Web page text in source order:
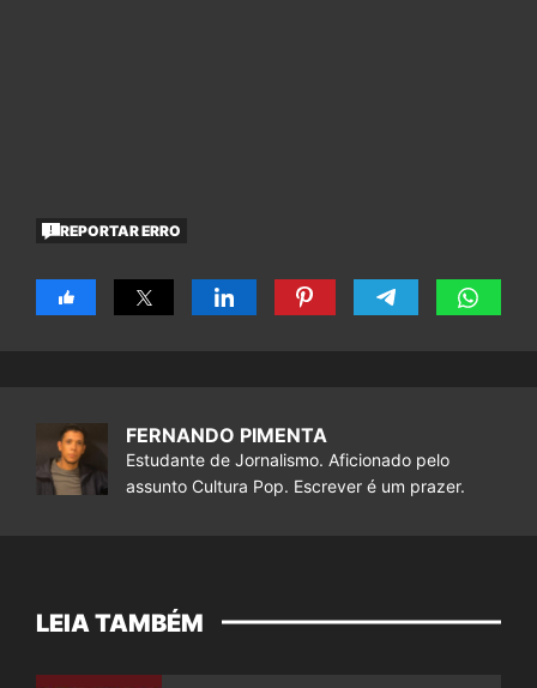
REPORTAR ERRO
FERNANDO PIMENTA
Estudante de Jornalismo. Aficionado pelo
assunto Cultura Pop. Escrever é um prazer.
LEIA TAMBÉM